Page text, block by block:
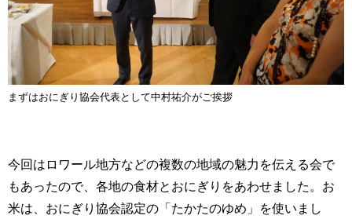
まずはおにぎり協会代表として中村祐介がご挨拶
今回はロワール地方などの複数の地域の魅力を伝える会で
もあったので、各地の食材とおにぎりをあわせました。お
米は、おにぎり協会認定の「たかたのゆめ」を使いまし